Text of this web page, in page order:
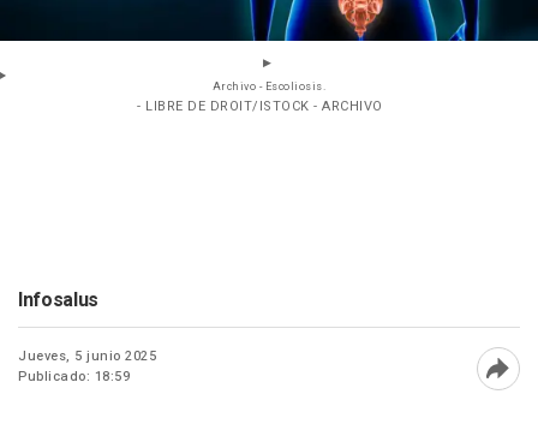
Archivo - Escoliosis.
- LIBRE DE DROIT/ISTOCK - ARCHIVO
Infosalus
Jueves, 5 junio 2025
Publicado: 18:59